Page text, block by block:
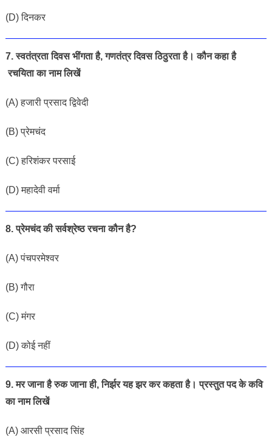
(D) दिनकर
7. स्वतंत्रता दिवस भींगता है, गणतंत्र दिवस ठिठुरता है। कौन कहा है
रचयिता का नाम लिखें
(A) हजारी प्रसाद द्विवेदी
(B) प्रेमचंद
(C) हरिशंकर परसाई
(D) महादेवी वर्मा
8. प्रेमचंद की सर्वश्रेष्ठ रचना कौन है?
(A) पंचपरमेश्वर
(B) गौरा
(C) मंगर
(D) कोई नहीं
9. मर जाना है रुक जाना ही, निर्झर यह झर कर कहता है। प्रस्तुत पद के कवि
का नाम लिखें
(A) आरसी प्रसाद सिंह